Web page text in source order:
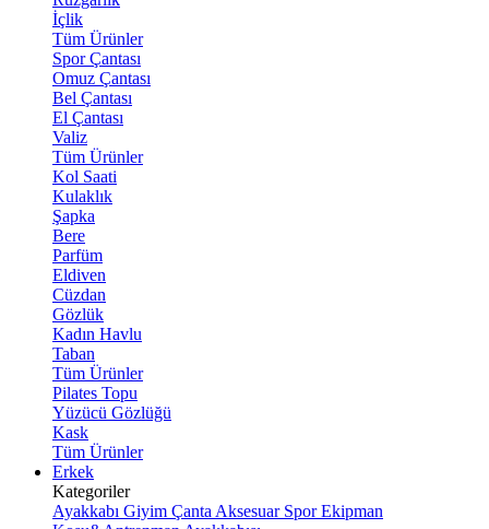
İçlik
Tüm Ürünler
Spor Çantası
Omuz Çantası
Bel Çantası
El Çantası
Valiz
Tüm Ürünler
Kol Saati
Kulaklık
Şapka
Bere
Parfüm
Eldiven
Cüzdan
Gözlük
Kadın Havlu
Taban
Tüm Ürünler
Pilates Topu
Yüzücü Gözlüğü
Kask
Tüm Ürünler
Erkek
Kategoriler
Ayakkabı Giyim Çanta Aksesuar Spor Ekipman